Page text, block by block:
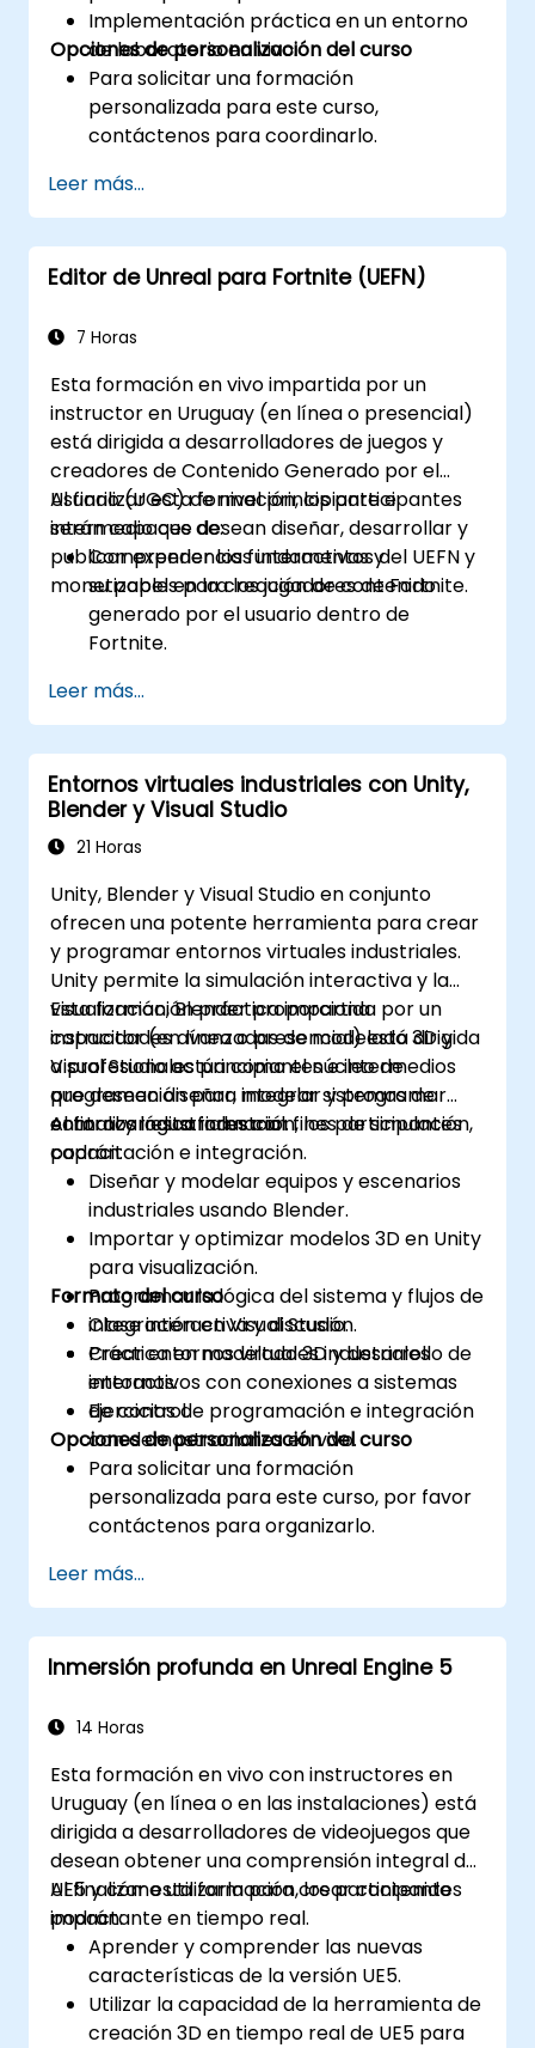
Implementación práctica en un entorno
de laboratorio en vivo.
Opciones de personalización del curso
Para solicitar una formación
personalizada para este curso,
contáctenos para coordinarlo.
Leer más...
Editor de Unreal para Fortnite (UEFN)
7 Horas
Esta formación en vivo impartida por un
instructor en Uruguay (en línea o presencial)
está dirigida a desarrolladores de juegos y
creadores de Contenido Generado por el
Usuario (UGC) de nivel principiante e
intermedio que desean diseñar, desarrollar y
publicar experiencias interactivas y
monetizables para los jugadores de Fortnite.
Al finalizar esta formación, los participantes
serán capaces de:
Comprender los fundamentos del UEFN y
su papel en la creación de contenido
generado por el usuario dentro de
Fortnite.
configurar proyectos y gestionar activos
de manera eficaz.
Desarrollar y publicar experiencias
personalizadas para Fortnite utilizando
herramientas de construcción de mundos
y paisajismo.
programación mediante el lenguaje de
scripting Verse.
Colaborar en proyectos de UEFN y
prepararse para las oportunidades de
monetización en Fortnite.
Leer más...
Entornos virtuales industriales con Unity,
Blender y Visual Studio
21 Horas
Unity, Blender y Visual Studio en conjunto
ofrecen una potente herramienta para crear
y programar entornos virtuales industriales.
Unity permite la simulación interactiva y la
visualización, Blender proporciona
capacidades avanzadas de modelado 3D y
Visual Studio actúa como el núcleo de
programación para integrar sistemas de
control y lógica industrial.
Esta formación práctica impartida por un
instructor (en línea o presencial) está dirigida
a profesionales principiantes e intermedios
que deseen diseñar, modelar y programar
entornos industriales con fines de simulación,
capacitación e integración.
Al finalizar esta formación, los participantes
podrán:
Diseñar y modelar equipos y escenarios
industriales usando Blender.
Importar y optimizar modelos 3D en Unity
para visualización.
Programar la lógica del sistema y flujos de
integración en Visual Studio.
Crear entornos virtuales industriales
interactivos con conexiones a sistemas
de control.
Formato del curso
Clase interactiva y discusión.
Práctica en modelado 3D y desarrollo de
entornos.
Ejercicios de programación e integración
con demostraciones en vivo.
Opciones de personalización del curso
Para solicitar una formación
personalizada para este curso, por favor
contáctenos para organizarlo.
Leer más...
Inmersión profunda en Unreal Engine 5
14 Horas
Esta formación en vivo con instructores en
Uruguay (en línea o en las instalaciones) está
dirigida a desarrolladores de videojuegos que
desean obtener una comprensión integral de
UE5 y cómo utilizarla para crear contenido
impactante en tiempo real.
Al finalizar esta formación, los participantes
podrán:
Aprender y comprender las nuevas
características de la versión UE5.
Utilizar la capacidad de la herramienta de
creación 3D en tiempo real de UE5 para